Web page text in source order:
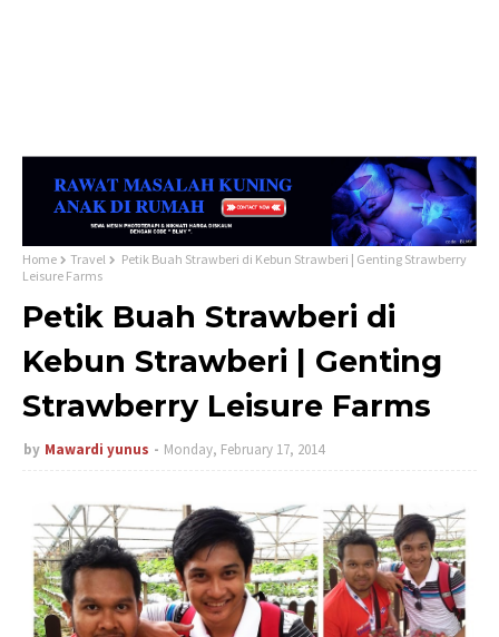
Home Travel
Petik Buah Strawberi di Kebun Strawberi | Genting Strawberry
Leisure Farms
Petik Buah Strawberi di
Kebun Strawberi | Genting
Strawberry Leisure Farms
by Mawardi yunus Monday, February 17, 2014